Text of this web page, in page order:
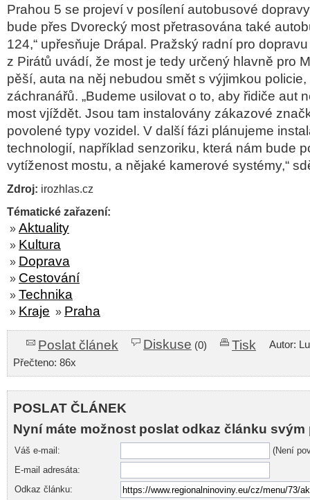
Prahou 5 se projeví v posílení autobusové
bude přes Dvorecký most přetrasována také
124,“ upřesňuje Drápal. Pražský radní pro
z Pirátů uvádí, že most je tedy určený hlavně pro
pěší, auta na něj nebudou smět s výjimkou
záchranářů. „Budeme usilovat o to, aby řidiče aut
most vjíždět. Jsou tam instalovány zákazové
povolené typy vozidel. V další fázi plánujeme
technologií, například senzoriku, která nám bude
vytíženost mostu, a nějaké kamerové systémy,“
Zdroj: irozhlas.cz
Tématické zařazení:
» Aktuality
» Kultura
» Doprava
» Cestování
» Technika
» Kraje » Praha
Poslat článek Diskuse (0) Tisk
Autor:
Přečteno: 86x
POSLAT ČLÁNEK
Nyní máte možnost poslat odkaz článku svým
Váš e-mail:
(Není
E-mail adresáta:
Odkaz článku: